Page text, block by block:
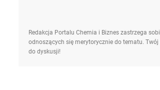
Redakcja Portalu Chemia i Biznes zastrzega
odnoszących się merytorycznie do tematu.
do dyskusji!